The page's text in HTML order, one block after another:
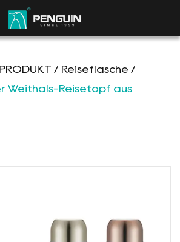
PRODUKT / Reiseflasche /
Weithals-Reisetopf aus